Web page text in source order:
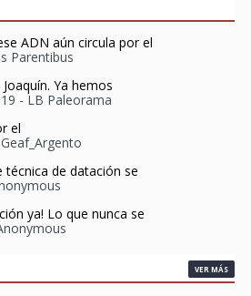
ADN aún circula por el
Parentibus
Ya hemos
- LB Paleorama
el
técnica de datación se
ya! Lo que nunca se
VER MÁS